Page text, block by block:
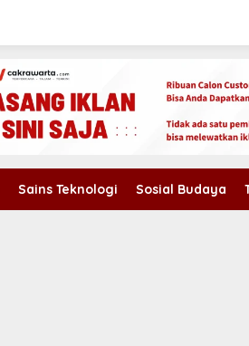
Sains Teknologi Sosial Budaya